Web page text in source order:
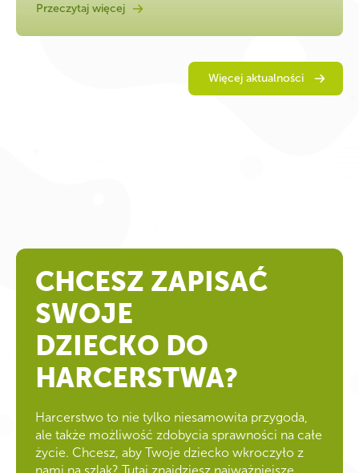
Przeczytaj więcej
Więcej aktualności
CHCESZ ZAPISAĆ
SWOJE
DZIECKO DO
HARCERSTWA?
Harcerstwo to nie tylko niesamowita przygoda,
ale także możliwość zdobycia sprawności na całe
życie. Chcesz, aby Twoje dziecko wkroczyło z